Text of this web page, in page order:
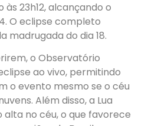
23h12, alcançando o
O eclipse completo
madrugada do dia 18.
o Observatório
ao vivo, permitindo
o evento mesmo se o céu
Além disso, a Lua
no céu, o que favorece